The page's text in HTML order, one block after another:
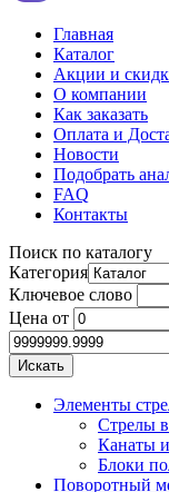
Главная
Каталог
Акции и
О компании
Как заказать
Оплата и
Новости
Подобрать
FAQ
Контакты
Поиск по каталогу
Категория
Ключевое слово
Цена от
Элементы
Стрелы
Канаты
Блоки
Поворотный